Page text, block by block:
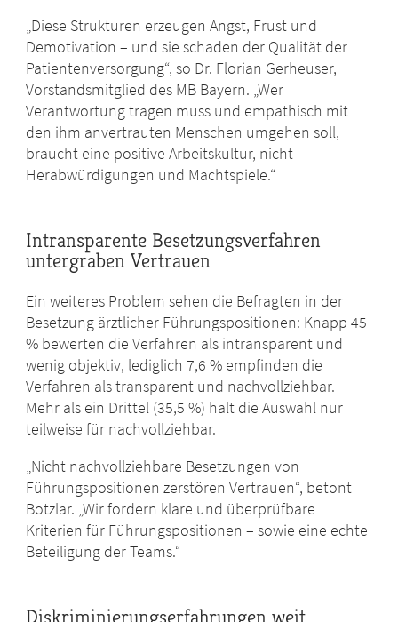
„Diese Strukturen erzeugen Angst, Frust und
Demotivation – und sie schaden der Qualität der
Patientenversorgung“, so Dr. Florian Gerheuser,
Vorstandsmitglied des MB Bayern. „Wer
Verantwortung tragen muss und empathisch mit
den ihm anvertrauten Menschen umgehen soll,
braucht eine positive Arbeitskultur, nicht
Herabwürdigungen und Machtspiele.“
Intransparente Besetzungsverfahren
untergraben Vertrauen
Ein weiteres Problem sehen die Befragten in der
Besetzung ärztlicher Führungspositionen: Knapp 45
% bewerten die Verfahren als intransparent und
wenig objektiv, lediglich 7,6 % empfinden die
Verfahren als transparent und nachvollziehbar.
Mehr als ein Drittel (35,5 %) hält die Auswahl nur
teilweise für nachvollziehbar.
„Nicht nachvollziehbare Besetzungen von
Führungspositionen zerstören Vertrauen“, betont
Botzlar. „Wir fordern klare und überprüfbare
Kriterien für Führungspositionen – sowie eine echte
Beteiligung der Teams.“